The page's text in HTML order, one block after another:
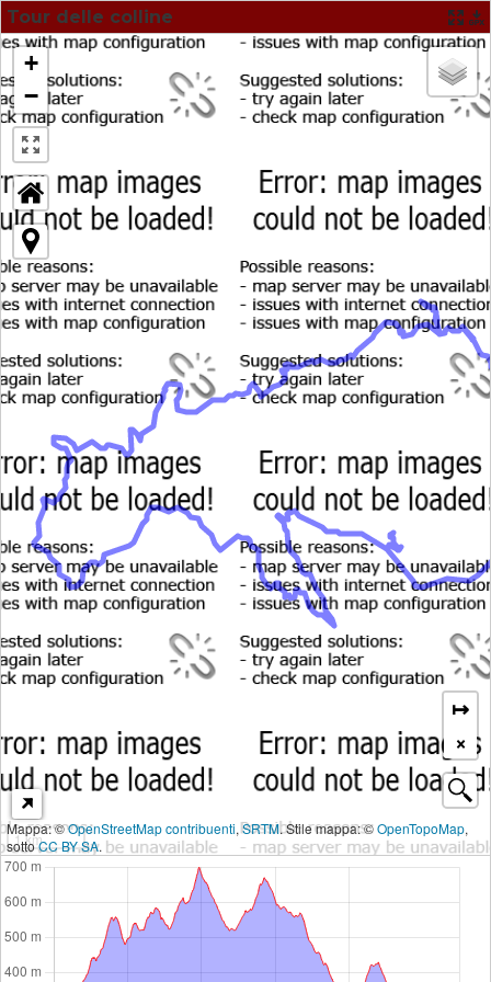
Tour delle colline
+
−
1 km
↦
×
Mappa: ©OpenStreetMap contribuenti,SRTM. Stile mappa: ©OpenTopoMap,
sottoCC BY SA.